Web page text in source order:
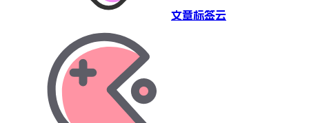
文章标签云